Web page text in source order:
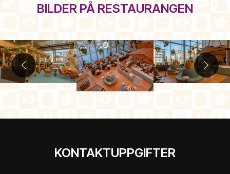
BILDER PÅ RESTAURANGEN
KONTAKTUPPGIFTER